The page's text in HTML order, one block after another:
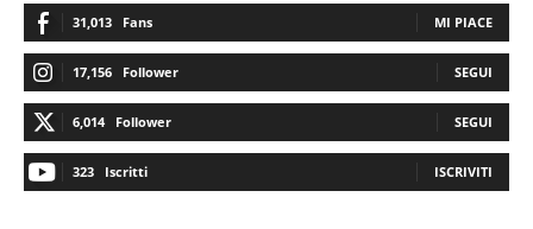
31,013 Fans MI PIACE
17,156 Follower SEGUI
6,014 Follower SEGUI
323 Iscritti ISCRIVITI